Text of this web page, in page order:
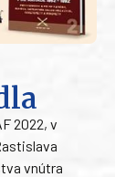
2022, v
vnútra